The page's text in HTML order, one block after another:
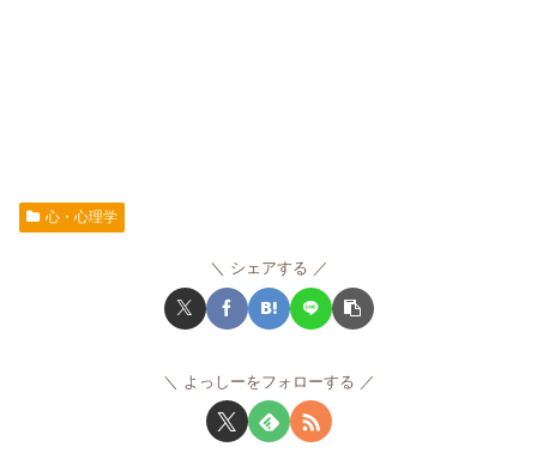
心・心理学
シェアする
よっしーをフォローする